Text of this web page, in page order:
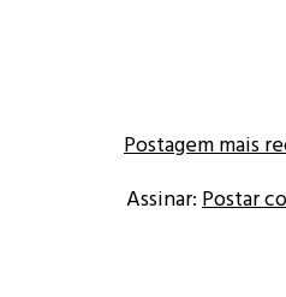
Postagem mais
Assinar: Postar